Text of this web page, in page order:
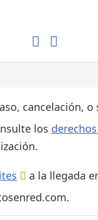
cancelación,
los
a la llegada